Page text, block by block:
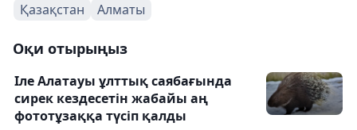
Қазақстан Алматы
Оқи отырыңыз
Іле Алатауы ұлттық саябағында
сирек кездесетін жабайы аң
фототұзаққа түсіп қалды